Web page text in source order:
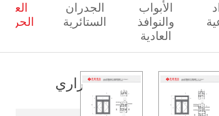
العزل
الجدران
الستائرية
الأبواب
والنوافذ
العادية
العزل الحراري